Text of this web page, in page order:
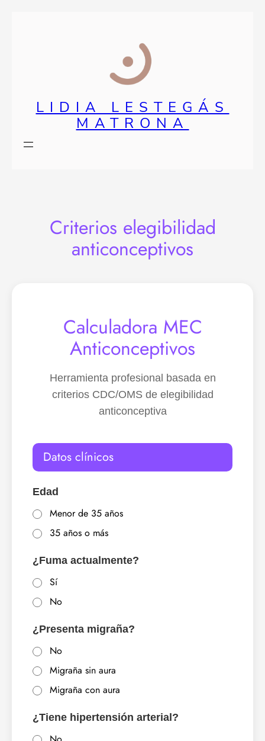
LIDIA LESTEGÁS
MATRONA
Criterios elegibilidad
anticonceptivos
Calculadora MEC
Anticonceptivos
Herramienta profesional basada en
criterios CDC/OMS de elegibilidad
anticonceptiva
Datos clínicos
Edad
Menor de 35 años
35 años o más
¿Fuma actualmente?
Sí
No
¿Presenta migraña?
No
Migraña sin aura
Migraña con aura
¿Tiene hipertensión arterial?